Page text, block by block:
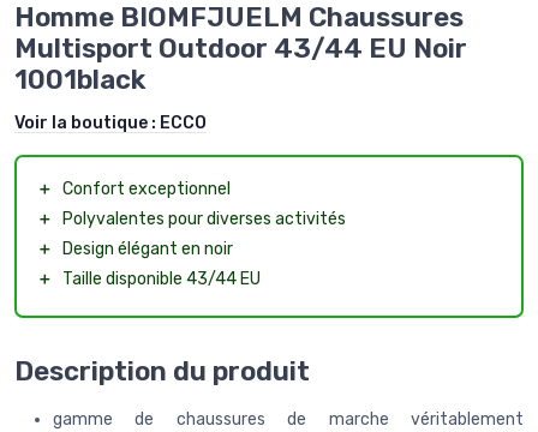
Homme BIOMFJUELM Chaussures
Multisport Outdoor 43/44 EU Noir
1001black
Voir la boutique : ECCO
＋ Confort exceptionnel
＋
Polyvalentes pour diverses activités
＋
Design élégant en noir
＋
Taille disponible 43/44 EU
Description du produit
gamme de chaussures de marche véritablement